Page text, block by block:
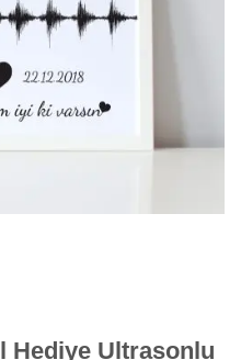
Hediye Ultrasonlu